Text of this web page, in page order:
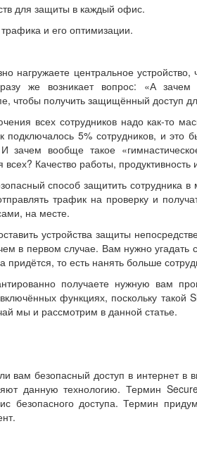
для защиты в каждый офис.
и его оптимизации.
нагружаете центральное
же возникает вопрос: «А
чтобы получить защищённый доступ
всех сотрудников надо как-то
подключалось 5% сотрудников, и это
зачем вообще такое
Качество работы,
способ защитить сотрудника
трафик на проверку и
на месте.
устройства защиты
в первом случае. Вам нужно
придётся, то есть нанять больше
получаете нужную вам
функциях, поскольку такой
мы и рассмотрим в данной статье.
вам безопасный доступ в интернет в
данную технологию. Термин
безопасного доступа. Термин